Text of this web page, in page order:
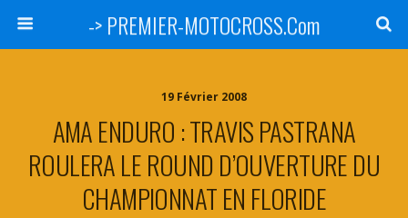
-> PREMIER-MOTOCROSS.Com
19 Février 2008
AMA ENDURO : TRAVIS PASTRANA
ROULERA LE ROUND D’OUVERTURE DU
CHAMPIONNAT EN FLORIDE